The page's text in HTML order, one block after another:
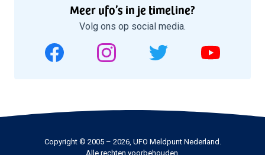
Meer ufo’s in je timeline?
Volg ons op social media.
Copyright © 2005 – 2026, UFO Meldpunt Nederland.
Alle rechten voorbehouden.